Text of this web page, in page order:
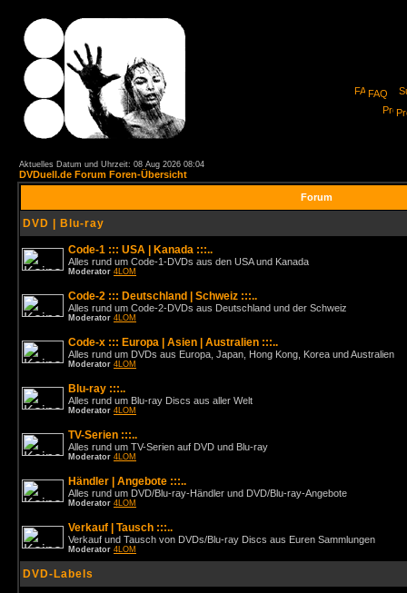
FAQ
Aktuelles Datum und Uhrzeit: 08 Aug 2026 08:04
DVDuell.de Forum Foren-Übersicht
Forum
DVD | Blu-ray
Code-1 ::: USA | Kanada :::..
Alles rund um Code-1-DVDs aus den USA und Kanada
Moderator 4LOM
Code-2 ::: Deutschland | Schweiz :::..
Alles rund um Code-2-DVDs aus Deutschland und der Schweiz
Moderator 4LOM
Code-x ::: Europa | Asien | Australien :::..
Alles rund um DVDs aus Europa, Japan, Hong Kong, Korea und Australien
Moderator 4LOM
Blu-ray :::..
Alles rund um Blu-ray Discs aus aller Welt
Moderator 4LOM
TV-Serien :::..
Alles rund um TV-Serien auf DVD und Blu-ray
Moderator 4LOM
Händler | Angebote :::..
Alles rund um DVD/Blu-ray-Händler und DVD/Blu-ray-Angebote
Moderator 4LOM
Verkauf | Tausch :::..
Verkauf und Tausch von DVDs/Blu-ray Discs aus Euren Sammlungen
Moderator 4LOM
DVD-Labels